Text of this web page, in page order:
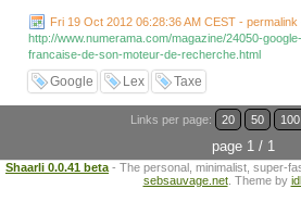
Fri 19 Oct 2012 06:28:36 AM CEST - permalink
http://www.numerama.com/magazine/24050-
francaise-de-son-moteur-de-recherche.html
Google Lex Taxe
Links per page: 20 50 100
page 1 / 1
Shaarli 0.0.41 beta - The personal, minimalist, super-
sebsauvage.net. Theme by